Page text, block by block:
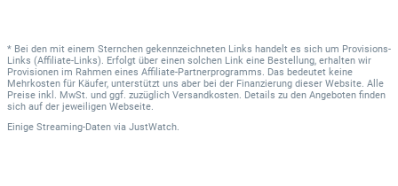
* Bei den mit einem Sternchen gekennzeichneten Links handelt es sich um Provisions-
Links (Affiliate-Links). Erfolgt über einen solchen Link eine Bestellung, erhalten wir
Provisionen im Rahmen eines Affiliate-Partnerprogramms. Das bedeutet keine
Mehrkosten für Käufer, unterstützt uns aber bei der Finanzierung dieser Website. Alle
Preise inkl. MwSt. und ggf. zuzüglich Versandkosten. Details zu den Angeboten finden
sich auf der jeweiligen Webseite.
Einige Streaming-Daten via JustWatch.